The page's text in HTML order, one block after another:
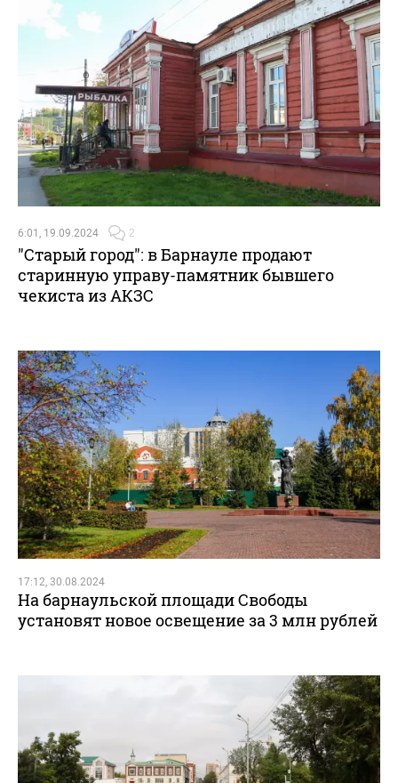
6:01, 19.09.2024 2
"Старый город": в Барнауле продают
старинную управу-памятник бывшего
чекиста из АКЗС
17:12, 30.08.2024
На барнаульской площади Свободы
установят новое освещение за 3 млн рублей